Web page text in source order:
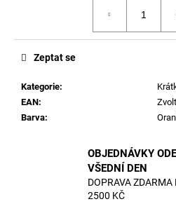
Kategorie:
EAN:
Barva:
Zeptat se
OBJEDNÁVKY
VŠEDNÍ DEN
DOPRAVA
2500 KČ